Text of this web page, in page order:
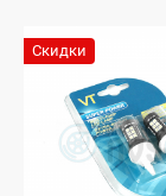
Скидки